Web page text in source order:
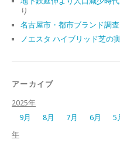
り
名古屋市・都市ブランド調査
ノエスタ ハイブリッド芝の
アーカイブ
2025年
9月
8月 7月 6月 5
年